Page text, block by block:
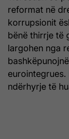
reformat në
korrupsionit
bënë thirrje të
largohen nga
eurointegrues.
ndërhyrje të